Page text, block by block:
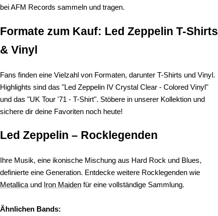
bei AFM Records sammeln und tragen.
Formate zum Kauf: Led Zeppelin T-Shirts
& Vinyl
Fans finden eine Vielzahl von Formaten, darunter T-Shirts und Vinyl.
Highlights sind das "Led Zeppelin IV Crystal Clear - Colored Vinyl"
und das "UK Tour '71 - T-Shirt". Stöbere in unserer Kollektion und
sichere dir deine Favoriten noch heute!
Led Zeppelin – Rocklegenden
Ihre Musik, eine ikonische Mischung aus Hard Rock und Blues,
definierte eine Generation. Entdecke weitere Rocklegenden wie
Metallica und Iron Maiden für eine vollständige Sammlung.
Ähnlichen Bands: